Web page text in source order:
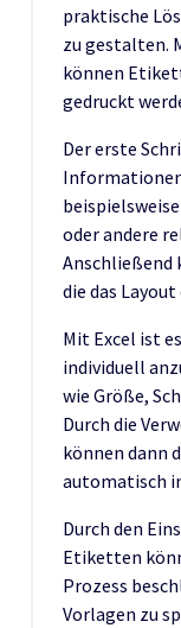
praktische
zu gestalten.
können
gedruckt
Der erste
oder andere
Anschließend
die das
Mit Excel ist
individuell
wie Größe,
Durch die
können dann
automatisch
Durch den
Etiketten
Prozess
Vorlagen zu